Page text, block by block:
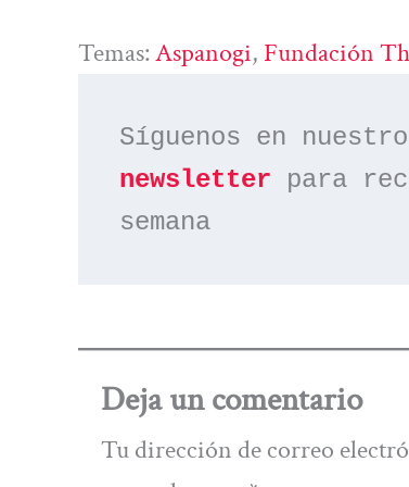
Temas:Aspanogi, Fundación
Síguenos en
newsletter para
semana
Deja un comentario
Tu dirección de correo